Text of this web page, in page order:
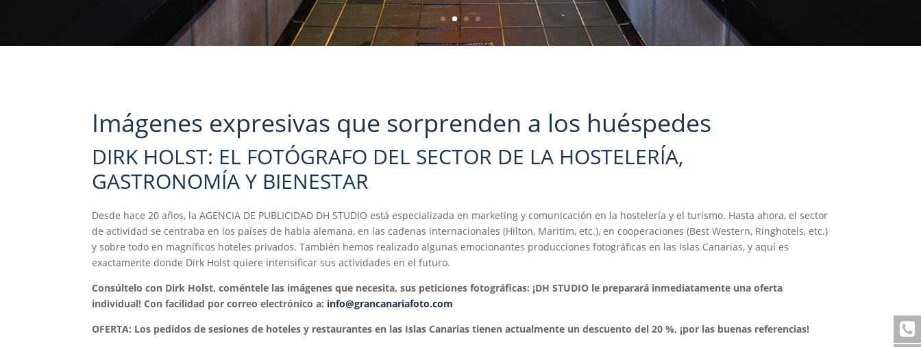
Imágenes expresivas que sorprenden a los huéspedes
DIRK HOLST: EL FOTÓGRAFO DEL SECTOR DE LA HOSTELERÍA,
GASTRONOMÍA Y BIENESTAR
Desde hace 20 años, la AGENCIA DE PUBLICIDAD DH STUDIO está especializada en marketing y comunicación en la hostelería y el turismo. Hasta ahora, el sector
de actividad se centraba en los países de habla alemana, en las cadenas internacionales (Hilton, Maritim, etc.), en cooperaciones (Best Western, Ringhotels, etc.)
y sobre todo en magníficos hoteles privados. También hemos realizado algunas emocionantes producciones fotográficas en las Islas Canarias, y aquí es
exactamente donde Dirk Holst quiere intensificar sus actividades en el futuro.
Consúltelo con Dirk Holst, coméntele las imágenes que necesita, sus peticiones fotográficas: ¡DH STUDIO le preparará inmediatamente una oferta
individual! Con facilidad por correo electrónico a: info@grancanariafoto.com
OFERTA: Los pedidos de sesiones de hoteles y restaurantes en las Islas Canarias tienen actualmente un descuento del 20 %, ¡por las buenas referencias!